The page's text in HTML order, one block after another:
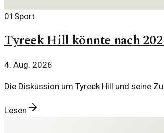
01 Sport
Tyreek Hill könnte nach
4. Aug. 2026
Die Diskussion um Tyreek Hill und seine
Lesen